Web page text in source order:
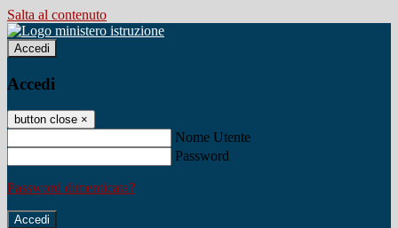
Salta al contenuto
Accedi
Accedi
button close ×
Nome Utente
Password
Password dimenticata?